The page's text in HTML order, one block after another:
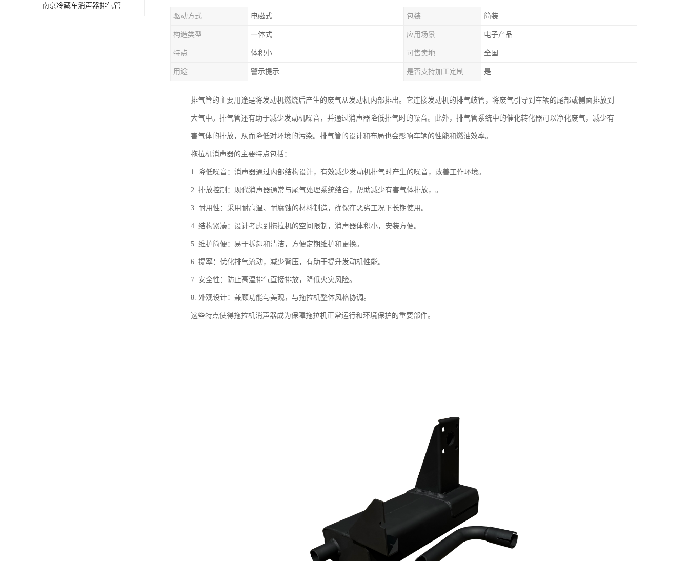
南京冷藏车消声器排气管
驱动方式 电磁式 包装 简装
构造类型 一体式 应用场景 电子产品
特点 体积小 可售卖地 全国
用途 警示提示 是否支持加工定制 是
排气管的主要用途是将发动机燃烧后产生的废气从发动机内部排出。它连接发动机的排气歧管，将废气引导到车辆的尾部或侧面排放到
大气中。排气管还有助于减少发动机噪音，并通过消声器降低排气时的噪音。此外，排气管系统中的催化转化器可以净化废气，减少有
害气体的排放，从而降低对环境的污染。排气管的设计和布局也会影响车辆的性能和燃油效率。
拖拉机消声器的主要特点包括：
1. 降低噪音：消声器通过内部结构设计，有效减少发动机排气时产生的噪音，改善工作环境。
2. 排放控制：现代消声器通常与尾气处理系统结合，帮助减少有害气体排放，。
3. 耐用性：采用耐高温、耐腐蚀的材料制造，确保在恶劣工况下长期使用。
4. 结构紧凑：设计考虑到拖拉机的空间限制，消声器体积小，安装方便。
5. 维护简便：易于拆卸和清洁，方便定期维护和更换。
6. 提率：优化排气流动，减少背压，有助于提升发动机性能。
7. 安全性：防止高温排气直接排放，降低火灾风险。
8. 外观设计：兼顾功能与美观，与拖拉机整体风格协调。
这些特点使得拖拉机消声器成为保障拖拉机正常运行和环境保护的重要部件。